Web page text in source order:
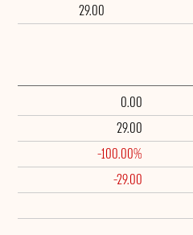
29.00
0.00
29.00
-100.00%
-29.00